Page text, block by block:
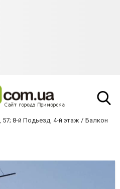
8-й Подьезд, 4-й этаж
Балкон